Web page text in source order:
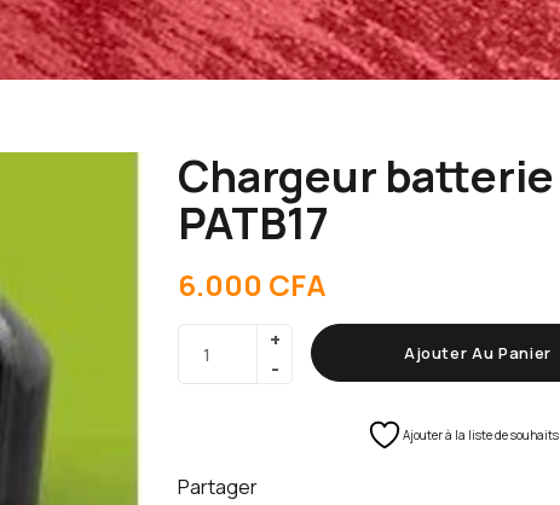
Chargeur batterie
PATB17
6.000 CFA
Ajouter Au Panier
Ajouter à la liste de souhaits
Partager